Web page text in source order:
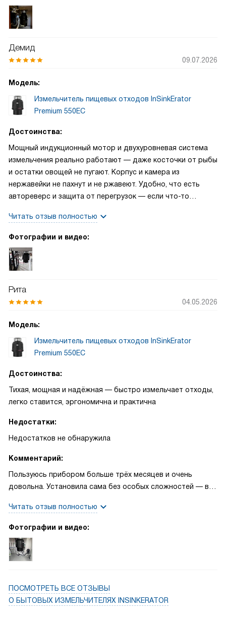
Демид
09.07.2026
Модель:
Измельчитель пищевых отходов InSinkErator
Premium 550EC
Достоинства:
Мощный индукционный мотор и двухуровневая система
измельчения реально работают — даже косточки от рыбы
и остатки овощей не пугают. Корпус и камера из
нержавейки не пахнут и не ржавеют. Удобно, что есть
автореверс и защита от перегрузок — если что-то
антивибрационные прокладки делают работу почти
бесшумной. Пневмокнопка в хроме — простая и приятная
с прокладками
Читать отзыв полностью
Фотографии и видео:
Рита
04.05.2026
Модель:
Измельчитель пищевых отходов InSinkErator
Premium 550EC
Достоинства:
Тихая, мощная и надёжная — быстро измельчает отходы,
легко ставится, эргономична и практична
Недостатки:
Недостатков не обнаружила
Комментарий:
Пользуюсь прибором больше трёх месяцев и очень
довольна. Установила сама без особых сложностей — всё
оказалось простым решением. Во время готовки почти не
слышно работы благодаря улучшенной системе
маленький ребёнок, который спит днём. Мощности
хватает для большинства бытовых остатков, а
пару раз, когда вбрасывала много очистков — дискуайер
сам отрабатывал ситуацию и я не боялась за засор.
Читать отзыв полностью
Фотографии и видео:
ПОСМОТРЕТЬ ВСЕ ОТЗЫВЫ
О БЫТОВЫХ ИЗМЕЛЬЧИТЕЛЯХ INSINKERATOR